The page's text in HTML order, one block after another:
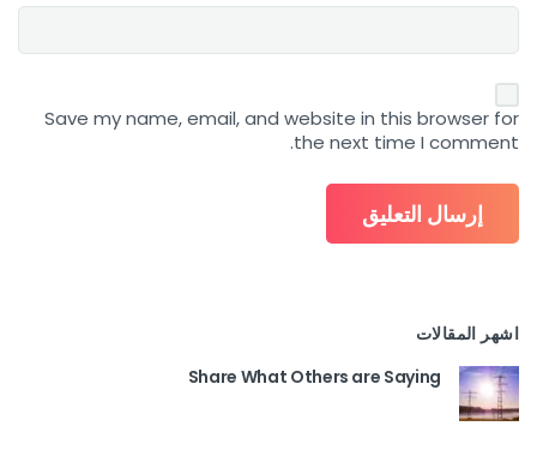
Save my name, email, and website in this browser for
the next time I comment.
اشهر المقالات
Share What Others are Saying